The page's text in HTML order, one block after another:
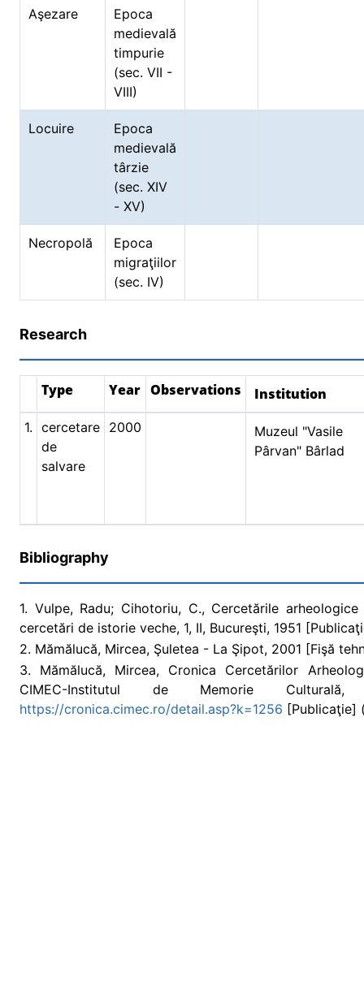
Aşezare
Epoca
medievală
timpurie
(sec. VII -
VIII)
Locuire
Epoca
medievală
târzie
(sec. XIV
- XV)
Necropolă
Epoca
migraţiilor
(sec. IV)
Research
Type Year Observations Institution
1. cercetare
de
salvare
2000
Muzeul "Vasile
Pârvan" Bârlad
Bibliography
1. Vulpe, Radu; Cihotoriu, C., Cercetările
cercetări de istorie veche, 1, II, Bucureşti, 1951
2. Mămălucă, Mircea, Şuletea - La Şipot, 2001 [Fişă
3. Mămălucă, Mircea, Cronica Cercetărilor
CIMEC-Institutul de Memorie
https://cronica.cimec.ro/detail.asp?k=1256 [Publicaţie]